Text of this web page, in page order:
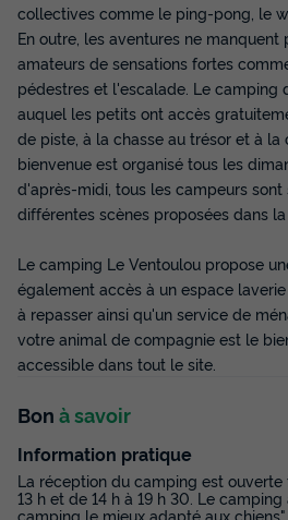
Cafetière
Réfrigérateur Salon de
Insolite 4 personnes - Coco Sweet
du12/09/2026au19/09/2026
Meilleur prix pour 7 nuits
Modifier les dates
Prix de
Voir les
collectives comme le ping-pong, le
En outre, les aventures ne manquent
amateurs de sensations fortes
pédestres et l'escalade. Le camping
auquel les petits ont accès
de piste, à la chasse au trésor et à la
bienvenue est organisé tous les
d'après-midi, tous les campeurs
différentes scènes proposées dans
Le camping Le Ventoulou propose
également accès à un espace
à repasser ainsi qu'un service de
votre animal de compagnie est le
accessible dans tout le site.
Bon à savoir
Information pratique
La réception du camping est ouverte
13 h et de 14 h à 19 h 30. Le
camping le mieux adapté aux